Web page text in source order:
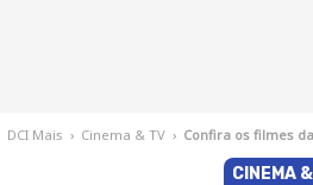
DCI Mais › Cinema & TV › Confira os filmes
CINEMA